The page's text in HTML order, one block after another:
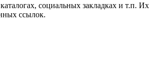
социальных закладках и
ссылок.